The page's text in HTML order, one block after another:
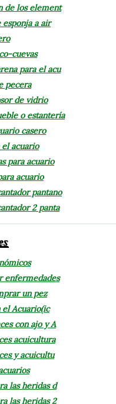
de los element
a air
cuevas
para el acu
pecera
de vidrio
o estantería
casero
acuario
para acuario
acuario
pantano
2 panta
enfermedades
un pez
Acuario(ic
con ajo y A
acuicultura
y acuicultu
las heridas d
las heridas 2